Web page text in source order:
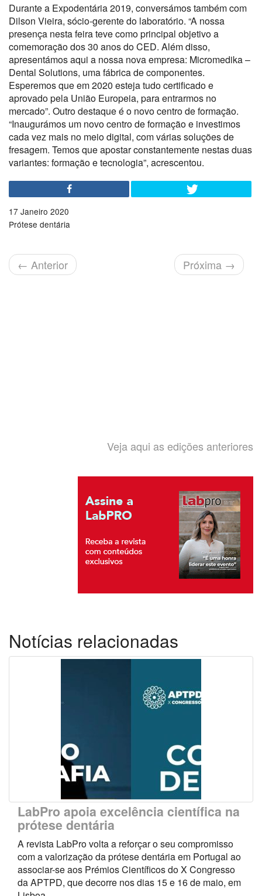
Durante a Expodentária 2019, conversámos também com
Dilson Vieira, sócio-gerente do laboratório. “A nossa
presença nesta feira teve como principal objetivo a
comemoração dos 30 anos do CED. Além disso,
apresentámos aqui a nossa nova empresa: Micromedika –
Dental Solutions, uma fábrica de componentes.
Esperemos que em 2020 esteja tudo certificado e
aprovado pela União Europeia, para entrarmos no
mercado”. Outro destaque é o novo centro de formação.
“Inaugurámos um novo centro de formação e investimos
cada vez mais no meio digital, com várias soluções de
fresagem. Temos que apostar constantemente nestas duas
variantes: formação e tecnologia”, acrescentou.
17 Janeiro 2020
Prótese dentária
← Anterior Próxima →
Veja aqui as edições anteriores
Notícias relacionadas
LabPro apoia excelência científica na
prótese dentária
A revista LabPro volta a reforçar o seu compromisso
com a valorização da prótese dentária em Portugal ao
associar-se aos Prémios Científicos do X Congresso
da APTPD, que decorre nos dias 15 e 16 de maio, em